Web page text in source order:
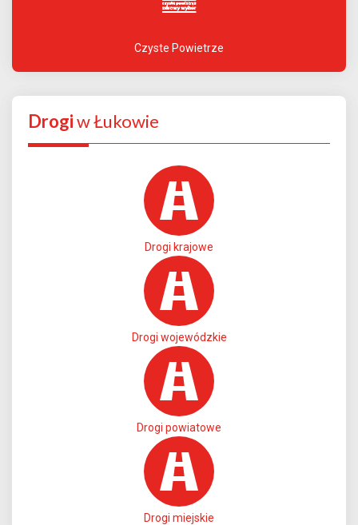
Czyste Powietrze
Drogiw Łukowie
Drogi krajowe
Drogi wojewódzkie
Drogi powiatowe
Drogi miejskie